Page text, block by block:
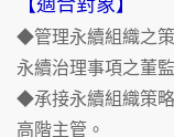
【適合對象】
◆管理永續組織之
永續治理事項之董
◆承接永續組織策
高階主管。